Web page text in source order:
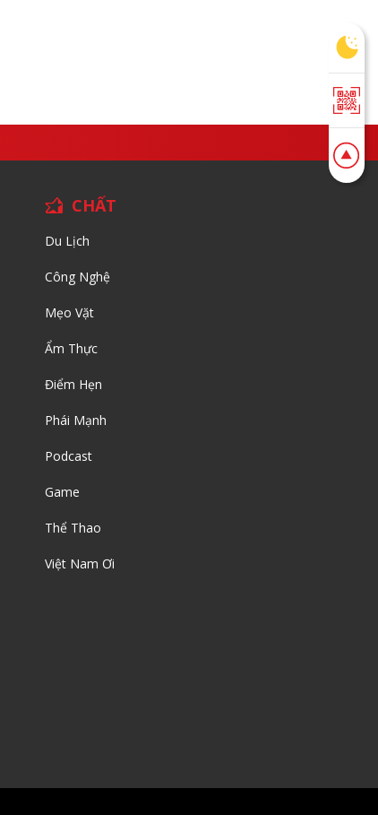
CHẤT
Du Lịch
Công Nghệ
Mẹo Vặt
Ẩm Thực
Điểm Hẹn
Phái Mạnh
Podcast
Game
Thể Thao
Việt Nam Ơi